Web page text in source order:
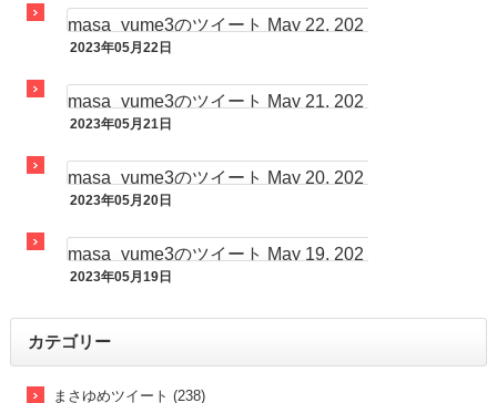
masa_yume3のツイート May 22, 202
3 at 07:29AM
2023年05月22日
masa_yume3のツイート May 21, 202
3 at 07:00AM
2023年05月21日
masa_yume3のツイート May 20, 202
3 at 07:51AM
2023年05月20日
masa_yume3のツイート May 19, 202
3 at 05:35PM
2023年05月19日
カテゴリー
まさゆめツイート (238)